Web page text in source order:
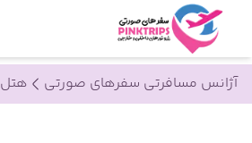
آژانس مسافرتی سفرهای صورتی هتل